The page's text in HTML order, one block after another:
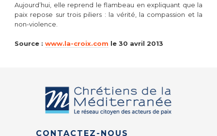
Aujourd’hui, elle reprend le flambeau en expliquant que la
paix repose sur trois piliers : la vérité, la compassion et la
non-violence.
Source : www.la-croix.com le 30 avril 2013
CONTACTEZ-NOUS